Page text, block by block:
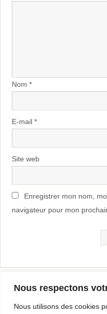
Nous respectons
Nous utilisons des cookies
Nom *
E-mail *
Site web
Enregistrer mon nom,
navigateur pour mon